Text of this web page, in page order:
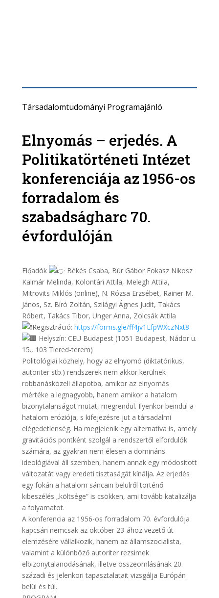
Társadalomtudományi Programajánló
Elnyomás – erjedés. A
Politikatörténeti Intézet
konferenciája az 1956-os
forradalom és
szabadságharc 70.
évfordulóján
Előadók
Békés Csaba, Búr Gábor Fokasz Nikosz
Kalmár Melinda, Kolontári Attila, Melegh Attila,
Mitrovits Miklós (online), N. Rózsa Erzsébet, Rainer M.
János, Sz. Bíró Zoltán, Szilágyi Ágnes Judit, Takács
Róbert, Takács Tibor, Unger Anna, Zolcsák Attila
Regisztráció: https://forms.gle/ff4jv1LfpWXczNxt8
Helyszín: CEU Budapest (1051 Budapest, Nádor u.
15., 103 Tiered-terem)
Politológiai közhely, hogy az elnyomó (diktatórikus,
autoriter stb.) rendszerek nem akkor kerülnek
robbanásközeli állapotba, amikor az elnyomás
mértéke a legnagyobb, hanem amikor a hatalom
bizonytalanságot mutat, megrendül. Ilyenkor beindul a
hatalom eróziója, s kifejezésre jut a társadalmi
elégedetlenség. Ha megjelenik egy alternatíva is, amely
gravitációs pontként szolgál a rendszertől elfordulók
számára, az gyakran nem élesen a domináns
ideológiával áll szemben, hanem annak egy módosított
változatát vagy eredeti tisztaságát kínálja. Az erjedés
egy fokán a hatalom sáncain belülről történő
kibeszélés „költsége” is csökken, ami tovább katalizálja
a folyamatot.
A konferencia az 1956-os forradalom 70. évfordulója
kapcsán nemcsak az október 23-ához vezető út
elemzésére vállalkozik, hanem az államszocialista,
valamint a különböző autoriter rezsimek
elbizonytalanodásának, illetve összeomlásának 20.
századi és jelenkori tapasztalatait vizsgálja Európán
belül és túl.